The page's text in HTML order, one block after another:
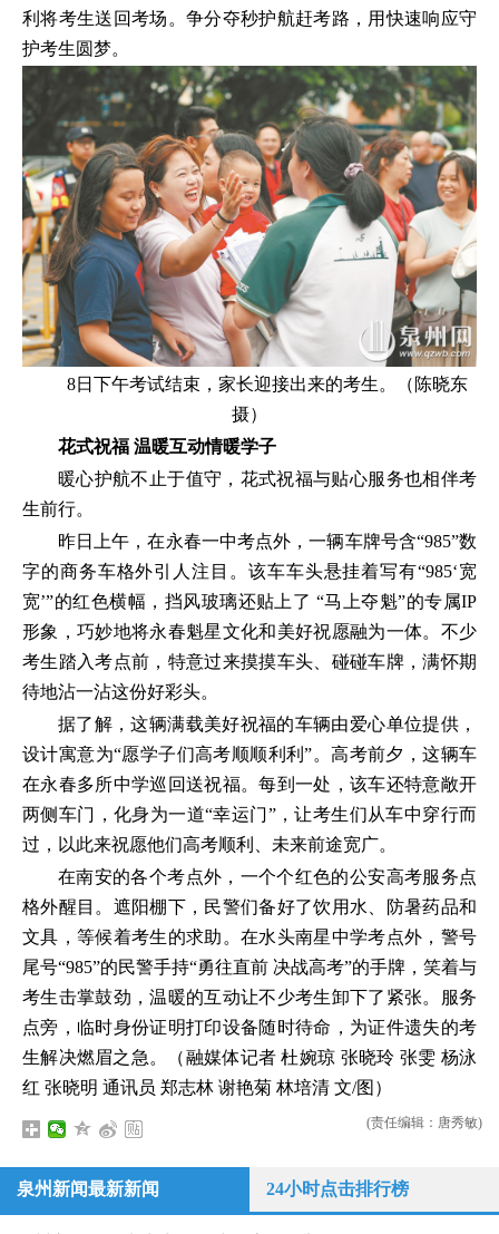
利将考生送回考场。争分夺秒护航赶考路，用快速响应守
护考生圆梦。
8日下午考试结束，家长迎接出来的考生。（陈晓东
摄）
花式祝福 温暖互动情暖学子
暖心护航不止于值守，花式祝福与贴心服务也相伴考
生前行。
昨日上午，在永春一中考点外，一辆车牌号含“985”数
字的商务车格外引人注目。该车车头悬挂着写有“985‘宽
宽’”的红色横幅，挡风玻璃还贴上了 “马上夺魁”的专属IP
形象，巧妙地将永春魁星文化和美好祝愿融为一体。不少
考生踏入考点前，特意过来摸摸车头、碰碰车牌，满怀期
待地沾一沾这份好彩头。
据了解，这辆满载美好祝福的车辆由爱心单位提供，
设计寓意为“愿学子们高考顺顺利利”。高考前夕，这辆车
在永春多所中学巡回送祝福。每到一处，该车还特意敞开
两侧车门，化身为一道“幸运门”，让考生们从车中穿行而
过，以此来祝愿他们高考顺利、未来前途宽广。
在南安的各个考点外，一个个红色的公安高考服务点
格外醒目。遮阳棚下，民警们备好了饮用水、防暑药品和
文具，等候着考生的求助。在水头南星中学考点外，警号
尾号“985”的民警手持“勇往直前 决战高考”的手牌，笑着与
考生击掌鼓劲，温暖的互动让不少考生卸下了紧张。服务
点旁，临时身份证明打印设备随时待命，为证件遗失的考
生解决燃眉之急。（融媒体记者 杜婉琼 张晓玲 张雯 杨泳
红 张晓明 通讯员 郑志林 谢艳菊 林培清 文/图）
(责任编辑：唐秀敏)
泉州新闻最新新闻 24小时点击排行榜